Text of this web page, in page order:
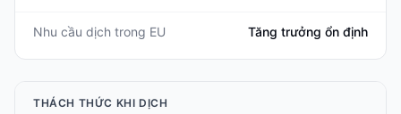
Nhu cầu dịch trong EU Tăng trưởng ổn định
THÁCH THỨC KHI DỊCH